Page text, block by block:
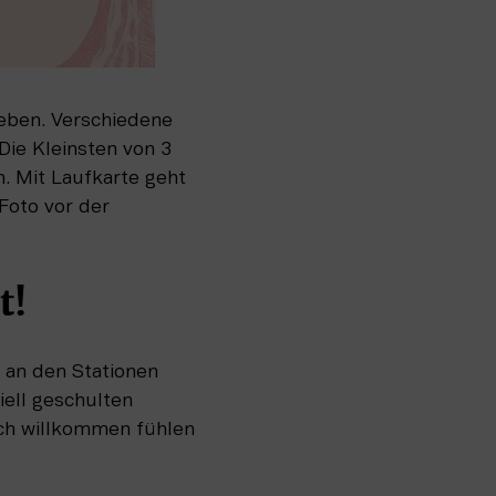
Verschiedene
Kleinsten von 3
Mit Laufkarte geht
vor der
den Stationen
geschulten
willkommen fühlen